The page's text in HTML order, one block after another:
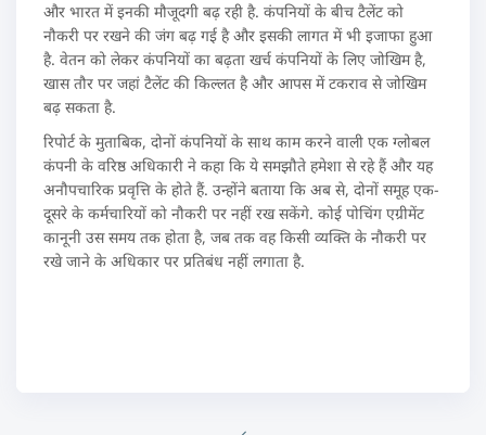
और भारत में इनकी मौजूदगी बढ़ रही है. कंपनियों के बीच टैलेंट को
नौकरी पर रखने की जंग बढ़ गई है और इसकी लागत में भी इजाफा हुआ
है. वेतन को लेकर कंपनियों का बढ़ता खर्च कंपनियों के लिए जोखिम है,
खास तौर पर जहां टैलेंट की किल्लत है और आपस में टकराव से जोखिम
बढ़ सकता है.
रिपोर्ट के मुताबिक, दोनों कंपनियों के साथ काम करने वाली एक ग्लोबल
कंपनी के वरिष्ठ अधिकारी ने कहा कि ये समझौते हमेशा से रहे हैं और यह
अनौपचारिक प्रवृत्ति के होते हैं. उन्होंने बताया कि अब से, दोनों समूह एक-
दूसरे के कर्मचारियों को नौकरी पर नहीं रख सकेंगे. कोई पोचिंग एग्रीमेंट
कानूनी उस समय तक होता है, जब तक वह किसी व्यक्ति के नौकरी पर
रखे जाने के अधिकार पर प्रतिबंध नहीं लगाता है.